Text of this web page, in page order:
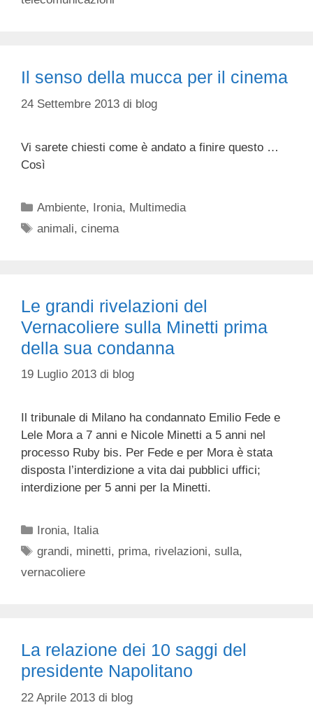
Il senso della mucca per il cinema
24 Settembre 2013 di blog
Vi sarete chiesti come è andato a finire questo …
Così
Categorie
Ambiente, Ironia, Multimedia
Tag
animali,cinema
Le grandi rivelazioni del
Vernacoliere sulla Minetti prima
della sua condanna
19 Luglio 2013 di blog
Il tribunale di Milano ha condannato Emilio Fede e
Lele Mora a 7 anni e Nicole Minetti a 5 anni nel
processo Ruby bis. Per Fede e per Mora è stata
disposta l’interdizione a vita dai pubblici uffici;
interdizione per 5 anni per la Minetti.
Categorie
Ironia, Italia
Tag
grandi, minetti, prima, rivelazioni,sulla,
vernacoliere
La relazione dei 10 saggi del
presidente Napolitano
22 Aprile 2013 di blog